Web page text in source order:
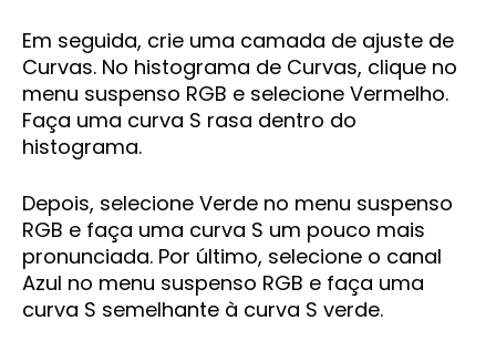
Em seguida, crie uma camada de ajuste de
Curvas. No histograma de Curvas, clique no
menu suspenso RGB e selecione Vermelho.
Faça uma curva S rasa dentro do
histograma.
Depois, selecione Verde no menu suspenso
RGB e faça uma curva S um pouco mais
pronunciada. Por último, selecione o canal
Azul no menu suspenso RGB e faça uma
curva S semelhante à curva S verde.